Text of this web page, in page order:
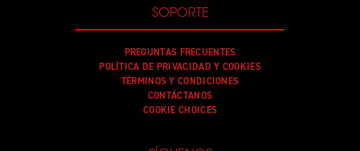
SOPORTE
PREGUNTAS FRECUENTES
POLÍTICA DE PRIVACIDAD Y COOKIES
TÉRMINOS Y CONDICIONES
CONTÁCTANOS
COOKIE CHOICES